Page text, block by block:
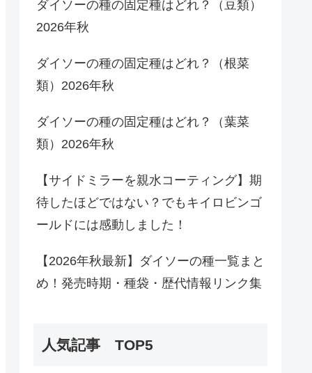
ダイソーの種の固定種はどれ？（豆類）
2026年秋
ダイソーの種の固定種はどれ？（根菜
類）2026年秋
ダイソーの種の固定種はどれ？（葉菜
類）2026年秋
【サイドミラーを親水コーティング】期
待したほどではない？でもキイロビンゴ
ールドには感動しました！
【2026年秋最新】ダイソーの種一覧まと
め！発売時期・種袋・歴代情報リンク集
人気記事 TOP5